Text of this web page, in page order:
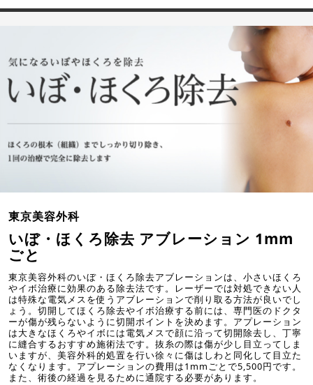
東京美容外科
いぼ・ほくろ除去 アブレーション 1mm
ごと
東京美容外科のいぼ・ほくろ除去アブレーションは、小さいほくろ
やイボ治療に効果のある除去法です。レーザーでは対処できない人
は特殊な電気メスを使うアブレーションで削り取る方法が良いでし
ょう。切開してほくろ除去やイボ治療する前には、専門医のドクタ
ーが傷が残らないように切開ポイントを決めます。アプレーション
は大きなほくろやイボには電気メスで顔に沿って切開除去し、丁寧
に縫合するおすすめ施術法です。抜糸の際は傷が少し目立ってしま
いますが、美容外科的処置を行い徐々に傷はしわと同化して目立た
なくなります。アプレーションの費用は1mmごとで5,500円です。
また、術後の経過を見るために通院する必要があります。